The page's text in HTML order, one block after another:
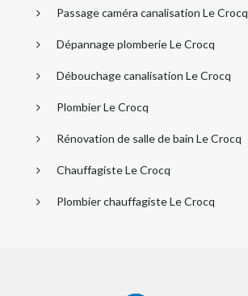
Passage caméra canalisation Le Crocq
Dépannage plomberie Le Crocq
Débouchage canalisation Le Crocq
Plombier Le Crocq
Rénovation de salle de bain Le Crocq
Chauffagiste Le Crocq
Plombier chauffagiste Le Crocq